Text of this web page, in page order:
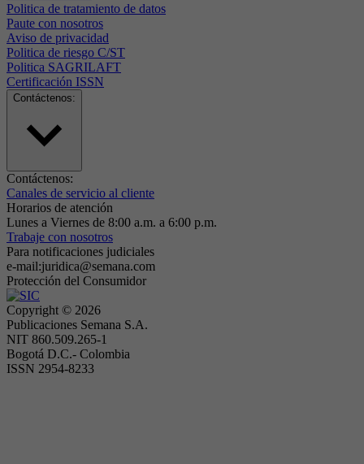
Politica de tratamiento de datos
Paute con nosotros
Aviso de privacidad
Politica de riesgo C/ST
Politica SAGRILAFT
Certificación ISSN
Contáctenos:
Contáctenos:
Canales de servicio al cliente
Horarios de atención
Lunes a Viernes de 8:00 a.m. a 6:00 p.m.
Trabaje con nosotros
Para notificaciones judiciales
e-mail:juridica@semana.com
Protección del Consumidor
Copyright © 2026
Publicaciones Semana S.A.
NIT 860.509.265-1
Bogotá D.C.- Colombia
ISSN 2954-8233